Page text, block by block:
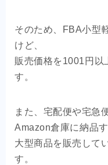
そのため、FBA小型
けど、
販売価格を1001円以
す。
また、宅配便や宅急
Amazon倉庫に納品
大型商品を販売して
す。